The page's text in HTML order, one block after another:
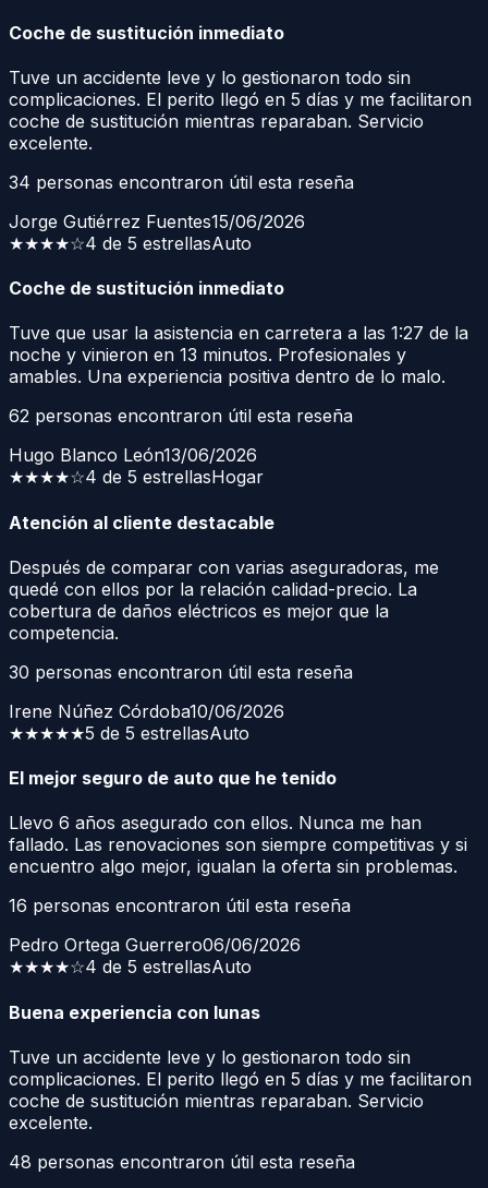
Coche de sustitución inmediato
Tuve un accidente leve y lo gestionaron todo sin
complicaciones. El perito llegó en 5 días y me facilitaron
coche de sustitución mientras reparaban. Servicio
excelente.
34 personas encontraron útil esta reseña
Jorge Gutiérrez Fuentes15/06/2026
★★★★☆4 de 5 estrellasAuto
Coche de sustitución inmediato
Tuve que usar la asistencia en carretera a las 1:27 de la
noche y vinieron en 13 minutos. Profesionales y
amables. Una experiencia positiva dentro de lo malo.
62 personas encontraron útil esta reseña
Hugo Blanco León13/06/2026
★★★★☆4 de 5 estrellasHogar
Atención al cliente destacable
Después de comparar con varias aseguradoras, me
quedé con ellos por la relación calidad-precio. La
cobertura de daños eléctricos es mejor que la
competencia.
30 personas encontraron útil esta reseña
Irene Núñez Córdoba10/06/2026
★★★★★5 de 5 estrellasAuto
El mejor seguro de auto que he tenido
Llevo 6 años asegurado con ellos. Nunca me han
fallado. Las renovaciones son siempre competitivas y si
encuentro algo mejor, igualan la oferta sin problemas.
16 personas encontraron útil esta reseña
Pedro Ortega Guerrero06/06/2026
★★★★☆4 de 5 estrellasAuto
Buena experiencia con lunas
Tuve un accidente leve y lo gestionaron todo sin
complicaciones. El perito llegó en 5 días y me facilitaron
coche de sustitución mientras reparaban. Servicio
excelente.
48 personas encontraron útil esta reseña